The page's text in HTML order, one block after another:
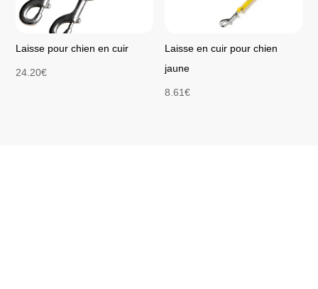
Laisse pour chien en cuir
24.20€
Laisse en cuir pour chien
jaune
8.61€